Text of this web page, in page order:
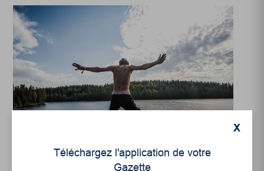
Sauter à l’eau pour
réclamer l’accès public
X
Téléchargez l'application de votre
Gazette